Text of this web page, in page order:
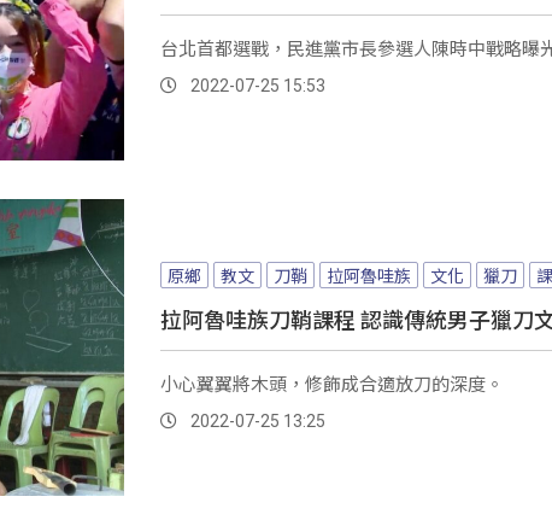
台北首都選戰，民進黨市長參選人陳時中戰略曝
2022-07-25 15:53
原鄉 教文 刀鞘 拉阿魯哇族 文化 獵刀
拉阿魯哇族刀鞘課程 認識傳統男子獵刀
小心翼翼將木頭，修飾成合適放刀的深度。
2022-07-25 13:25